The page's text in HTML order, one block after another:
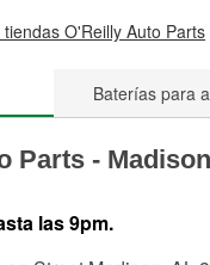
O'Reilly Auto Parts
Baterías para
Parts -
las 9pm.